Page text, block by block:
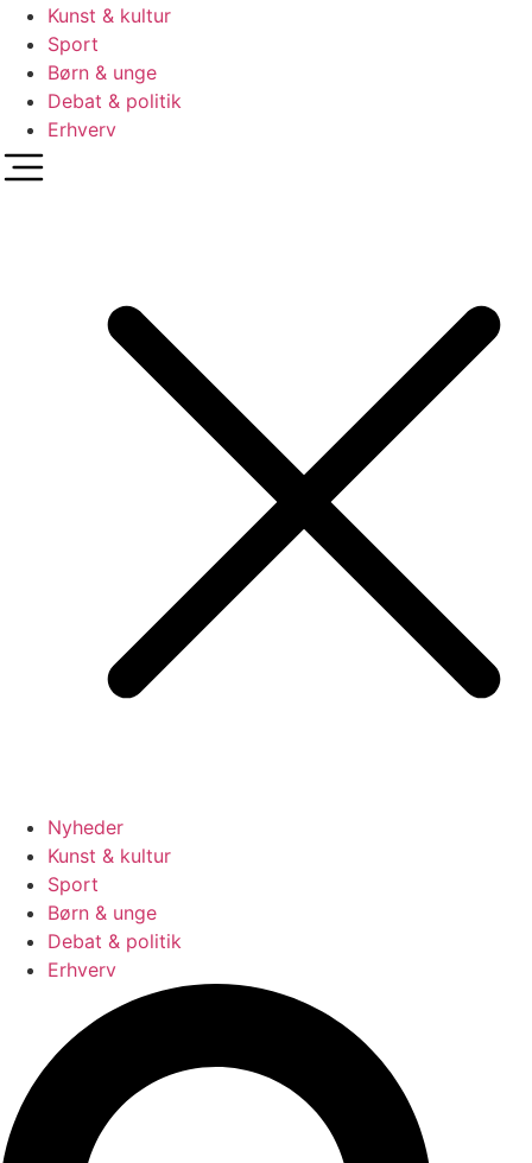
Kunst & kultur
Sport
Børn & unge
Debat & politik
Erhverv
Nyheder
Kunst & kultur
Sport
Børn & unge
Debat & politik
Erhverv